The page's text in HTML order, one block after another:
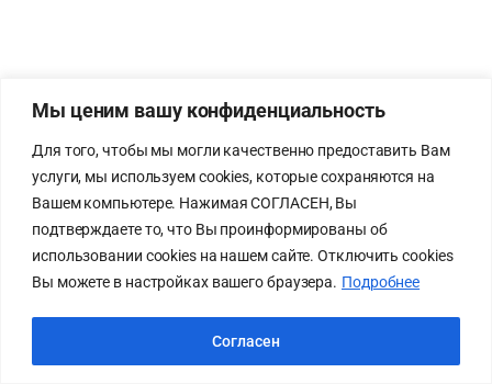
Мы ценим вашу конфиденциальность
Для того, чтобы мы могли качественно предоставить Вам
услуги, мы используем cookies, которые сохраняются на
Вашем компьютере. Нажимая СОГЛАСЕН, Вы
подтверждаете то, что Вы проинформированы об
использовании cookies на нашем сайте. Отключить cookies
Вы можете в настройках вашего браузера. Подробнее
Согласен